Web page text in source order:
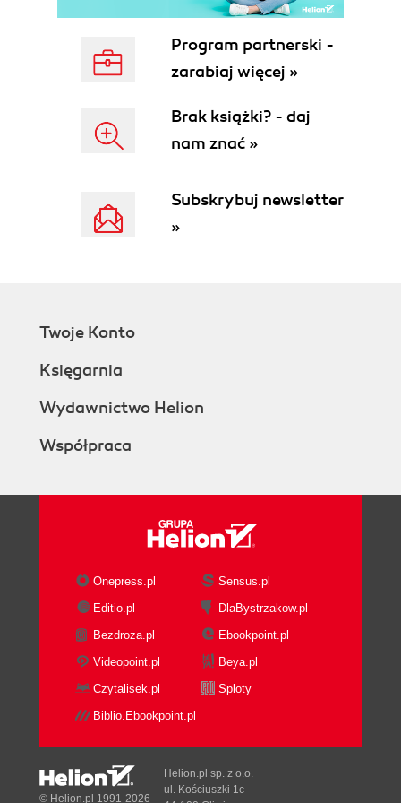
Inne ustawienia ZoneAlarm (71)
(wersja podstawowa) (73)
Rozdział 7. Sygate Personal Firewall 5.6 (91)
Instalacja (91)
Monitorowanie połączeń i reagowanie na atak
Opcje zapory (116)
Rejestrowanie zdarzeń ("logi") (120)
Dostępne wersje Agnitum Outpost Firewall (121)
Ostrzeżenia (124)
Tryb Kreatora reguł (126)
Okno główne (132)
Sterowanie zaporą. Sytuacje krytyczne (143)
Opcje zaawansowane. Reguły systemu (146)
Rozszerzenia (150)
Część III Zapora sieciowa systemu Linux (153)
Rozdział 9. Zapora w Linux Mandrake 9.2 (155)
DrakFirewall (157)
Rozdział 10. Zapora w SuSE Linux 9.0 (161)
Konfiguracja zapory (162)
Program partnerski -
zarabiaj więcej »
Brak książki? - daj
nam znać »
Subskrybuj newsletter
»
Twoje Konto
Księgarnia
Wydawnictwo Helion
Współpraca
Onepress.pl
Sensus.pl
Editio.pl
DlaBystrzakow.pl
Bezdroza.pl
Ebookpoint.pl
Videopoint.pl
Beya.pl
Czytalisek.pl
Sploty
Biblio.Ebookpoint.pl
© Helion.pl 1991-2026
Helion.pl sp. z o.o.
ul. Kościuszki 1c